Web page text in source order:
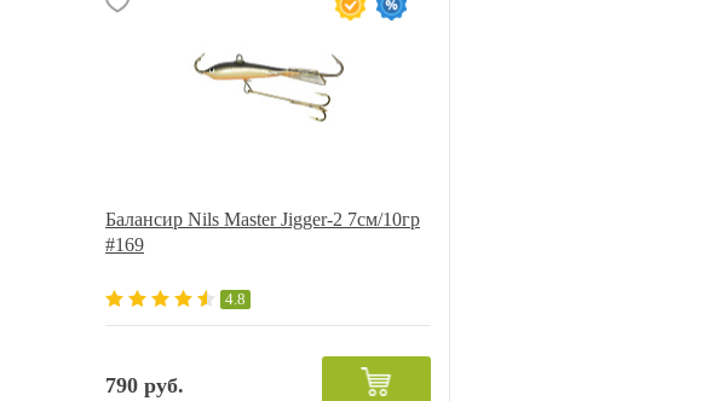
Балансир Nils Master Jigger-2 7см/10гр
#169
4.8
790 руб.